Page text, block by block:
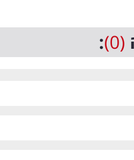
(0)
: